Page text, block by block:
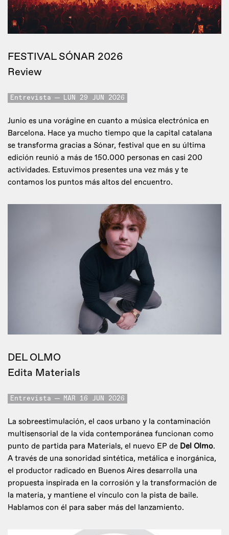
FESTIVAL SÓNAR 2026
Review
Entrevista LUN 29 JUN 2026
Junio es una vorágine en cuanto a música electrónica en
Barcelona. Hace ya mucho tiempo que la capital catalana
se transforma gracias a Sónar, festival que en su última
edición reunió a más de 150.000 personas en casi 200
actividades. Estuvimos presentes una vez más y te
contamos los puntos más altos del encuentro.
DEL OLMO
Edita Materials
Entrevista MAR 16 JUN 2026
La sobreestimulación, el caos urbano y la contaminación
multisensorial de la vida contemporánea funcionan como
punto de partida para Materials, el nuevo EP de Del Olmo.
A través de una sonoridad sintética, metálica e inorgánica,
el productor radicado en Buenos Aires desarrolla una
propuesta inspirada en la corrosión y la transformación de
la materia, y mantiene el vínculo con la pista de baile.
Hablamos con él para saber más del lanzamiento.